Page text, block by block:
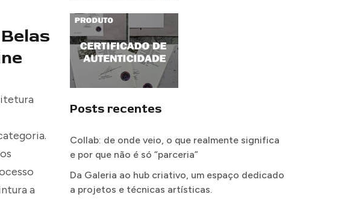
a
Posts recentes
Collab: de onde veio, o que realmente significa
e por que não é só “parceria”
Da Galeria ao hub criativo, um espaço dedicado
a projetos e técnicas artísticas.